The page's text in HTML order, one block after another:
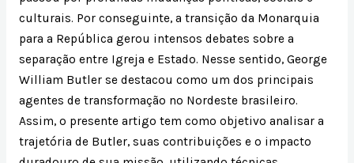
culturais. Por conseguinte, a transição da Monarquia
para a República gerou intensos debates sobre a
separação entre Igreja e Estado. Nesse sentido, George
William Butler se destacou como um dos principais
agentes de transformação no Nordeste brasileiro.
Assim, o presente artigo tem como objetivo analisar a
trajetória de Butler, suas contribuições e o impacto